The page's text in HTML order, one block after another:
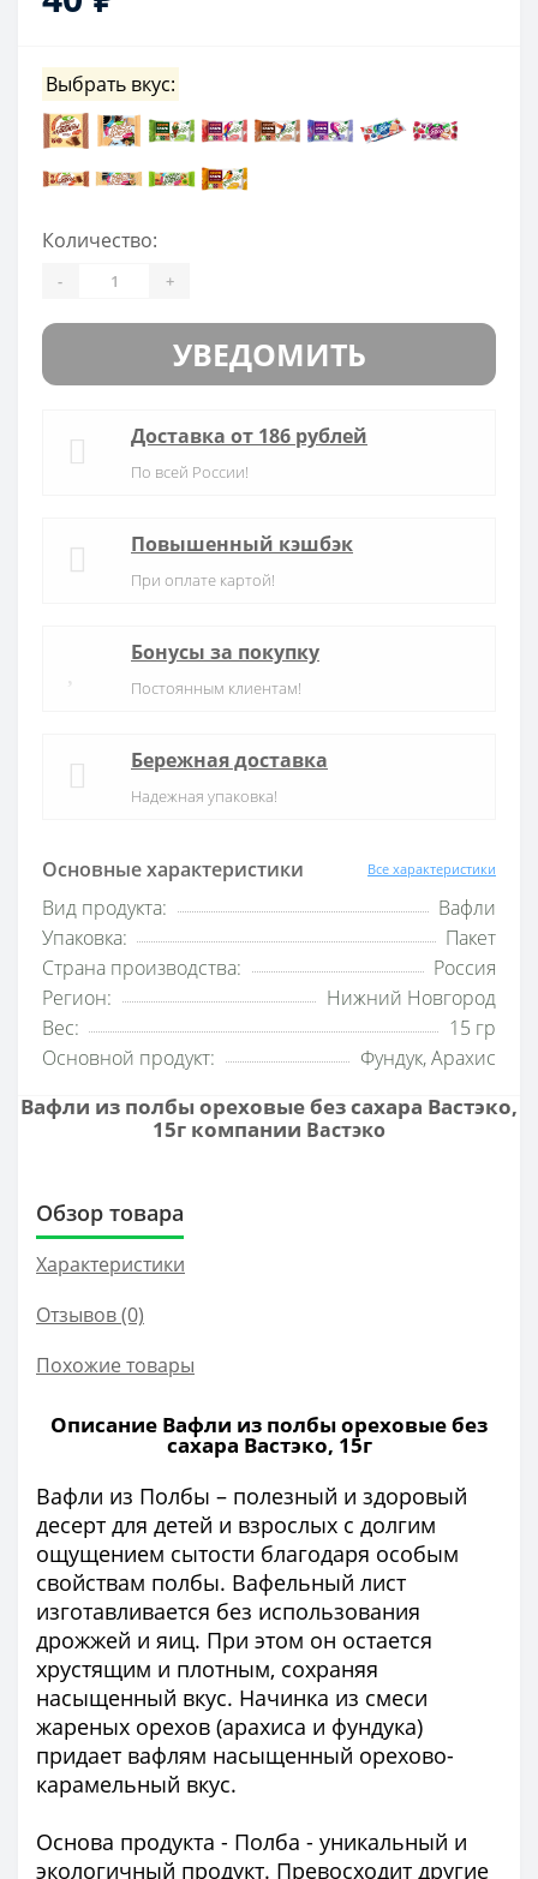
Основные характеристики Все характеристики
Вид продукта:
Вафли
Упаковка:
Пакет
Страна производства:
Россия
Регион:
Нижний Новгород
Вес:
15 гр
Основной продукт:
Фундук, Арахис
Выбрать вкус:
Количество:
- +
УВЕДОМИТЬ
Доставка от 186 рублей
По всей России!
Повышенный кэшбэк
При оплате картой!
Бонусы за покупку
Постоянным клиентам!
Бережная доставка
Надежная упаковка!
Вафли из полбы ореховые без сахара Вастэко,
15г компании Вастэко
Обзор товара
Характеристики
Отзывов (0)
Похожие товары
Описание Вафли из полбы ореховые без
сахара Вастэко, 15г
Вафли из Полбы – полезный и здоровый
десерт для детей и взрослых с долгим
ощущением сытости благодаря особым
свойствам полбы. Вафельный лист
изготавливается без использования
дрожжей и яиц. При этом он остается
хрустящим и плотным, сохраняя
насыщенный вкус. Начинка из смеси
жареных орехов (арахиса и фундука)
придает вафлям насыщенный орехово-
карамельный вкус.
Основа продукта - Полба - уникальный и
экологичный продукт. Превосходит другие